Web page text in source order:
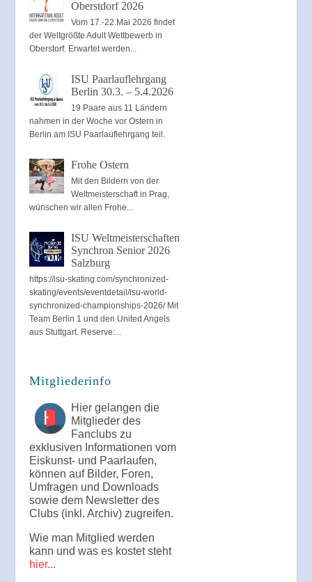
Oberstdorf 2026
Vom 17.-22.Mai 2026 findet
der Weltgrößte Adult Wettbewerb in
Oberstorf. Erwartet werden...
ISU Paarlauflehrgang
Berlin 30.3. – 5.4.2026
19 Paare aus 11 Ländern
nahmen in der Woche vor Ostern in
Berlin am ISU Paarlauflehrgang teil.
Frohe Ostern
Mit den Bildern von der
Weltmeisterschaft in Prag,
wünschen wir allen Frohe...
ISU Weltmeisterschaften
Synchron Senior 2026
Salzburg
https://isu-skating.com/synchronized-
skating/events/eventdetail/isu-world-
synchronized-championships-2026/ Mit
Team Berlin 1 und den United Angels
aus Stuttgart. Reserve:...
Mitgliederinfo
Hier gelangen die
Mitglieder des
Fanclubs zu
exklusiven Informationen vom
Eiskunst- und Paarlaufen,
können auf Bilder, Foren,
Umfragen und Downloads
sowie dem Newsletter des
Clubs (inkl. Archiv) zugreifen.
Wie man Mitglied werden
kann und was es kostet steht
hier...